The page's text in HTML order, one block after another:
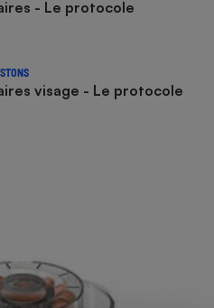
- Le protocole
visage - Le protocole